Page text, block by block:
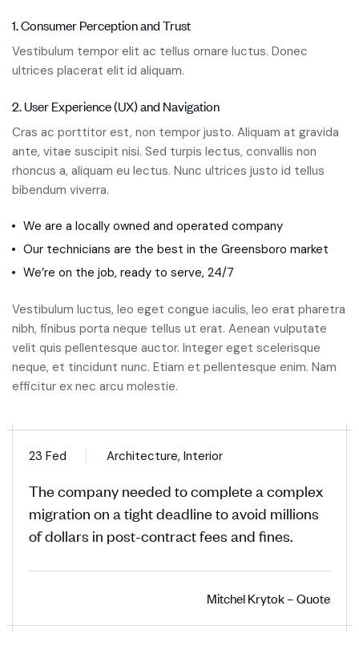
1. Consumer Perception and Trust
Vestibulum tempor elit ac tellus ornare luctus. Donec
ultrices placerat elit id aliquam.
2. User Experience (UX) and Navigation
Cras ac porttitor est, non tempor justo. Aliquam at gravida
ante, vitae suscipit nisi. Sed turpis lectus, convallis non
rhoncus a, aliquam eu lectus. Nunc ultrices justo id tellus
bibendum viverra.
We are a locally owned and operated company
Our technicians are the best in the Greensboro market
We’re on the job, ready to serve, 24/7
Vestibulum luctus, leo eget congue iaculis, leo erat pharetra
nibh, finibus porta neque tellus ut erat. Aenean vulputate
velit quis pellentesque auctor. Integer eget scelerisque
neque, et tincidunt nunc. Etiam et pellentesque enim. Nam
efficitur ex nec arcu molestie.
23 Fed Architecture, Interior
The company needed to complete a complex
migration on a tight deadline to avoid millions
of dollars in post-contract fees and fines.
Mitchel Krytok – Quote